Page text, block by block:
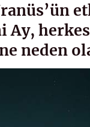
Ay,
neden